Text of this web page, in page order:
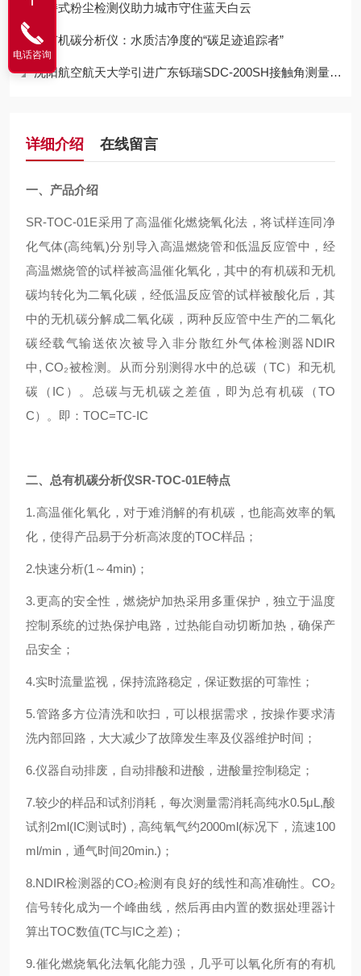
手持式粉尘检测仪助力城市守住蓝天白云
总有机碳分析仪：水质洁净度的“碳足迹追踪者”
沈阳航空航天大学引进广东铄瑞SDC-200SH接触角测量仪，赋能航空新材料界面研究
详细介绍 在线留言
一、产品介绍
SR-TOC-01E采用了高温催化燃烧氧化法，将试样连同净
化气体(高纯氧)分别导入高温燃烧管和低温反应管中，经
高温燃烧管的试样被高温催化氧化，其中的有机碳和无机
碳均转化为二氧化碳，经低温反应管的试样被酸化后，其
中的无机碳分解成二氧化碳，两种反应管中生产的二氧化
碳经载气输送依次被导入非分散红外气体检测器NDIR
中, CO₂被检测。从而分别测得水中的总碳（TC）和无机
碳（IC）。总碳与无机碳之差值，即为总有机碳（TO
C）。即：TOC=TC-IC
二、 总有机碳分析仪SR-TOC-01E特点
1.高温催化氧化，对于难消解的有机碳，也能高效率的氧
化，使得产品易于分析高浓度的TOC样品；
2.快速分析(1～4min)；
3.更高的安全性，燃烧炉加热采用多重保护，独立于温度
控制系统的过热保护电路，过热能自动切断加热，确保产
品安全；
4.实时流量监视，保持流路稳定，保证数据的可靠性；
5.管路多方位清洗和吹扫，可以根据需求，按操作要求清
洗内部回路，大大减少了故障发生率及仪器维护时间；
6.仪器自动排废，自动排酸和进酸，进酸量控制稳定；
7.较少的样品和试剂消耗，每次测量需消耗高纯水0.5μL,酸
试剂2ml(IC测试时)，高纯氧气约2000ml(标况下，流速100
ml/min，通气时间20min.)；
8.NDIR检测器的CO₂检测有良好的线性和高准确性。CO₂
信号转化成为一个峰曲线，然后再由内置的数据处理器计
算出TOC数值(TC与IC之差)；
9.催化燃烧氧化法氧化能力强，几乎可以氧化所有的有机
电话咨询